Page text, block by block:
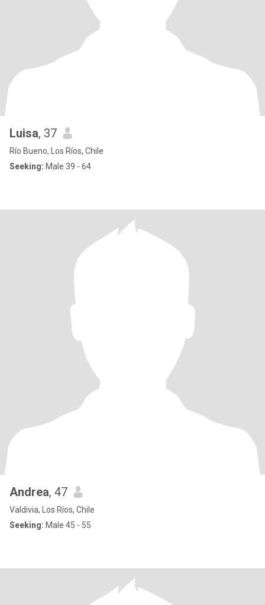
Luisa, 37
Río Bueno, Los Ríos, Chile
Seeking: Male 39 - 64
Andrea, 47
Valdivia, Los Ríos, Chile
Seeking: Male 45 - 55